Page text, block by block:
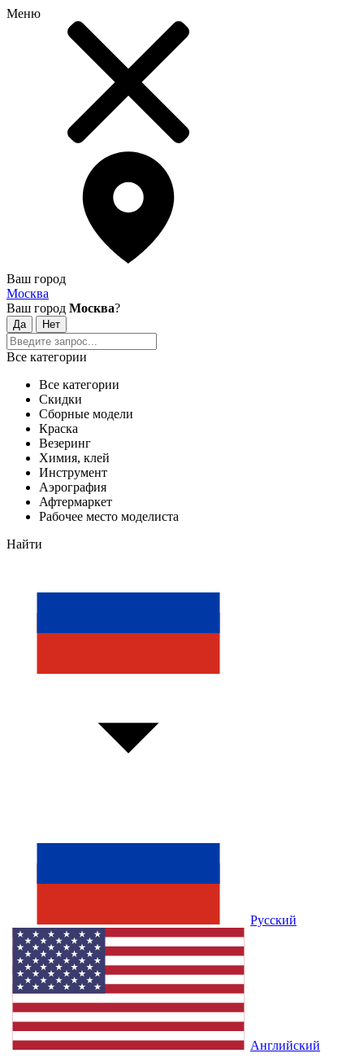
Меню
Ваш город
Москва
Ваш город Москва?
Все категории
Все категории
Скидки
Сборные модели
Краска
Везеринг
Химия, клей
Инструмент
Аэрография
Афтермаркет
Рабочее место моделиста
Найти
Русский
Английский